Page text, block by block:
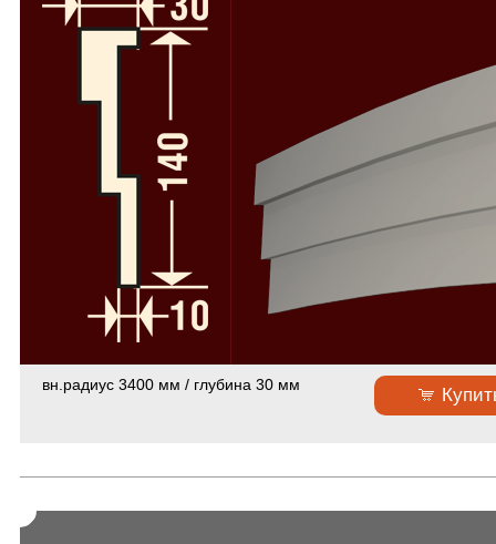
Пилястры из стеклофибробетона
Колонны и полуколонны в сборе
Консоли из стеклофибробетона
Слуховые окна и обрамления из стеклофибробетона
Камни замковые из стеклофибробетона
Декоративные элементы из стеклофибробетона
112
Фасадный декор из полиуретана
Фасадный декор из пенопласта
Сертификаты
вн.радиус 3400 мм / глубина 30 мм